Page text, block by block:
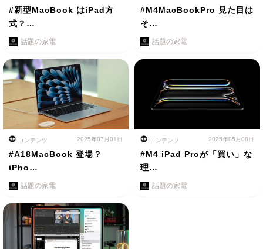
#新型MacBook はiPad方
式？…
話題の家電
#M4MacBookPro 見た目は
そ…
話題の家電
コンテンツ 2025年07月01日
#A18MacBook 登場？
iPho…
話題の家電
コンテンツ 2025年05月08日
#M4 iPad Proが「買い」な
理…
話題の家電